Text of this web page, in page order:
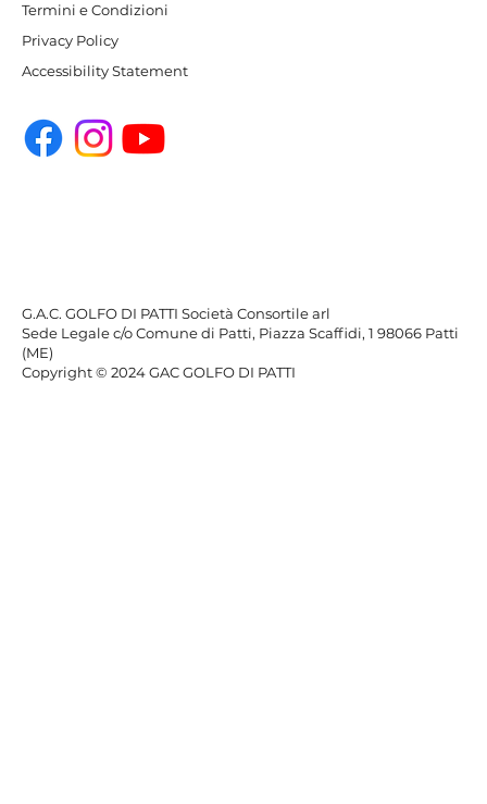
G.A.C. GOLFO DI PATTI Società Consortile arl
Sede Legale c/o Comune di Patti, Piazza Scaffidi, 1 98066 Patti
(ME)
Copyright © 2024 GAC GOLFO DI PATTI
Termini e Condizioni
Privacy Policy
Accessibility Statement